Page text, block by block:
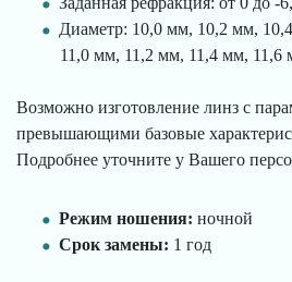
Диаметр: 10,0 мм, 10,2 мм,
11,0 мм, 11,2 мм, 11,4 мм, 11,6
Возможно изготовление линз с
превышающими базовые
Подробнее уточните у Вашего
Режим ношения: ночной
Срок замены: 1 год